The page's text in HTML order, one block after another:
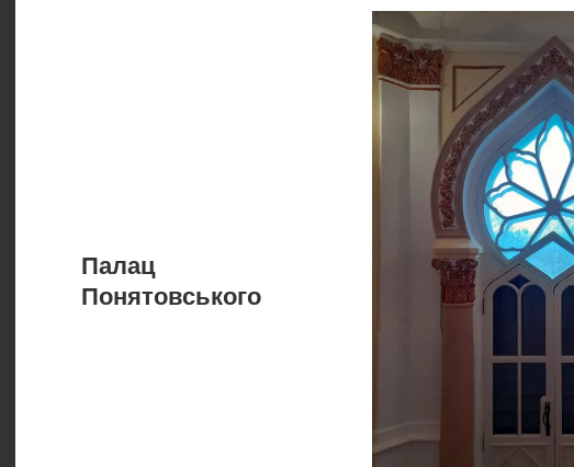
Палац
Понятовського